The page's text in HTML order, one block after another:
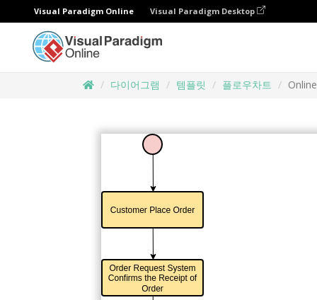
Visual Paradigm Online Visual Paradigm Desktop
다이어그램 템플릿 플로우차트